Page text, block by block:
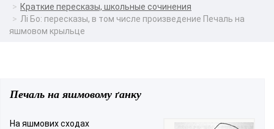
Краткие пересказы, школьные сочинения
Лі Бо: пересказы, в том числе произведение Печаль на
яшмовом крыльце
Печаль на яшмовому ґанку
На яшмових сходах